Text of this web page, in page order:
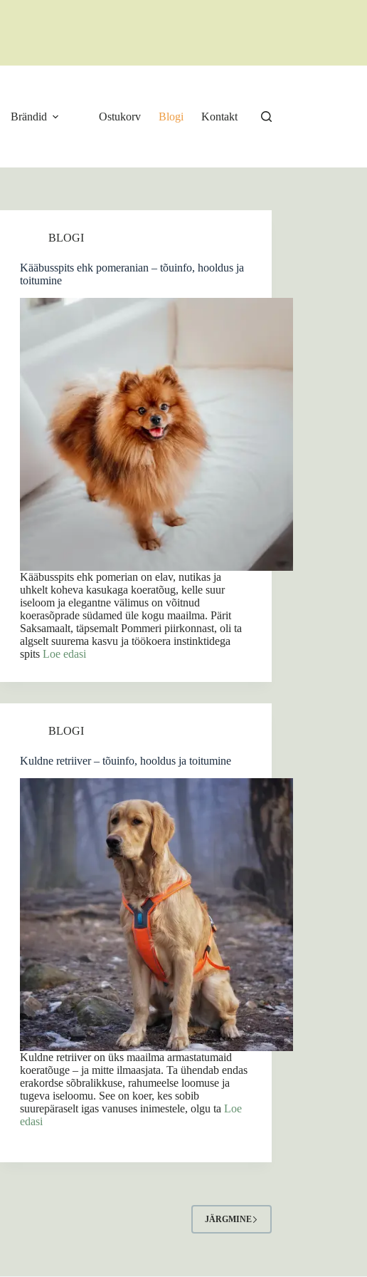
Brändid Ostukorv Blogi Kontakt
BLOGI
Kääbusspits ehk pomeranian – tõuinfo, hooldus ja
toitumine
Kääbusspits ehk pomerian on elav, nutikas ja
uhkelt koheva kasukaga koeratõug, kelle suur
iseloom ja elegantne välimus on võitnud
koerasõprade südamed üle kogu maailma. Pärit
Saksamaalt, täpsemalt Pommeri piirkonnast, oli ta
algselt suurema kasvu ja töökoera instinktidega
spitsLoe edasi
BLOGI
Kuldne retriiver – tõuinfo, hooldus ja toitumine
Kuldne retriiver on üks maailma armastatumaid
koeratõuge – ja mitte ilmaasjata. Ta ühendab endas
erakordse sõbralikkuse, rahumeelse loomuse ja
tugeva iseloomu. See on koer, kes sobib
suurepäraselt igas vanuses inimestele, olgu taLoe
edasi
JÄRGMINE